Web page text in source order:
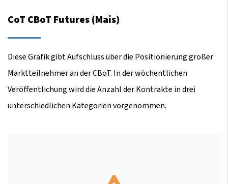
CoT CBoT Futures (Mais)
Diese Grafik gibt Aufschluss über die Positionierung großer
Marktteilnehmer an der CBoT. In der wöchentlichen
Veröffentlichung wird die Anzahl der Kontrakte in drei
unterschiedlichen Kategorien vorgenommen.